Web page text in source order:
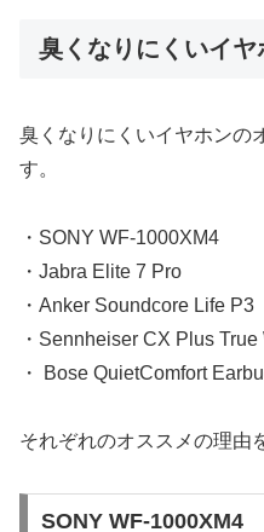
臭くなりにくいイ
臭くなりにくいイヤホンの
す。
・SONY WF-1000XM4
・Jabra Elite 7 Pro
・Anker Soundcore Life P3
・Sennheiser CX Plus
・ Bose QuietComfort
それぞれのオススメの理由
SONY WF-1000XM4